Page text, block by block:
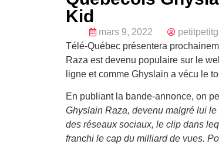
Kid
mars 9, 2022
Télé-Québec présentera
Raza est devenu populaire sur le
ligne et comme Ghyslain a vécu le
En publiant la bande-annonce, on
Ghyslain Raza, devenu malgré lui
des réseaux sociaux, le clip dans
franchi le cap du milliard de vues.